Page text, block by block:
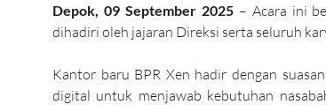
Depok, 09 September 2025 – Acara ini
dihadiri oleh jajaran Direksi serta seluruh
Kantor baru BPR Xen hadir dengan
digital untuk menjawab kebutuhan